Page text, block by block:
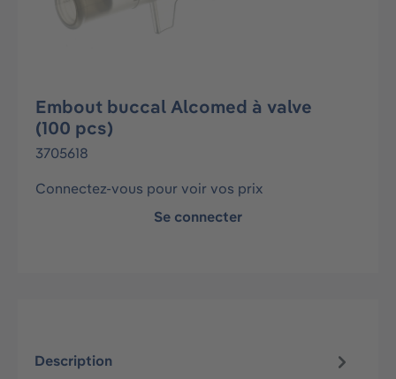
Embout buccal Alcomed à valve
(100 pcs)
3705618
Connectez-vous pour voir vos prix
Se connecter
Description